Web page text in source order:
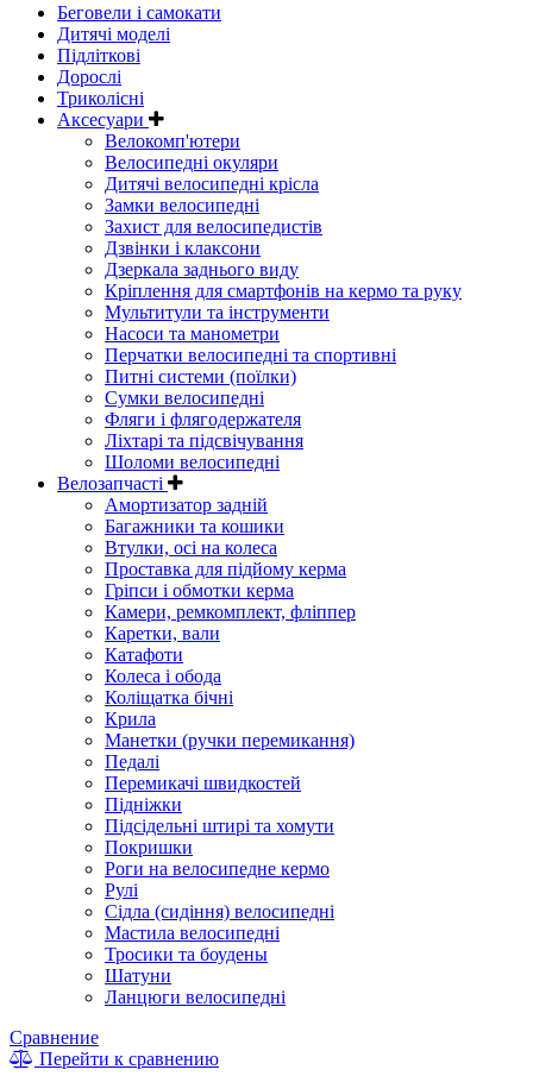
Беговели і самокати
Дитячі моделі
Підліткові
Дорослі
Триколісні
Аксесуари
Велокомп'ютери
Велосипедні окуляри
Дитячі велосипедні крісла
Замки велосипедні
Захист для велосипедистів
Дзвінки і клаксони
Дзеркала заднього виду
Кріплення для смартфонів на кермо та руку
Мультитули та інструменти
Насоси та манометри
Перчатки велосипедні та спортивні
Питні системи (поїлки)
Сумки велосипедні
Фляги і флягодержателя
Ліхтарі та підсвічування
Шоломи велосипедні
Велозапчасті
Амортизатор задній
Багажники та кошики
Втулки, осі на колеса
Проставка для підйому керма
Гріпси і обмотки керма
Камери, ремкомплект, фліппер
Каретки, вали
Катафоти
Колеса і обода
Коліщатка бічні
Крила
Манетки (ручки перемикання)
Педалі
Перемикачі швидкостей
Підніжки
Підсідельні штирі та хомути
Покришки
Роги на велосипедне кермо
Рулі
Сідла (сидіння) велосипедні
Мастила велосипедні
Тросики та боудены
Шатуни
Ланцюги велосипедні
Сравнение
Перейти к сравнению